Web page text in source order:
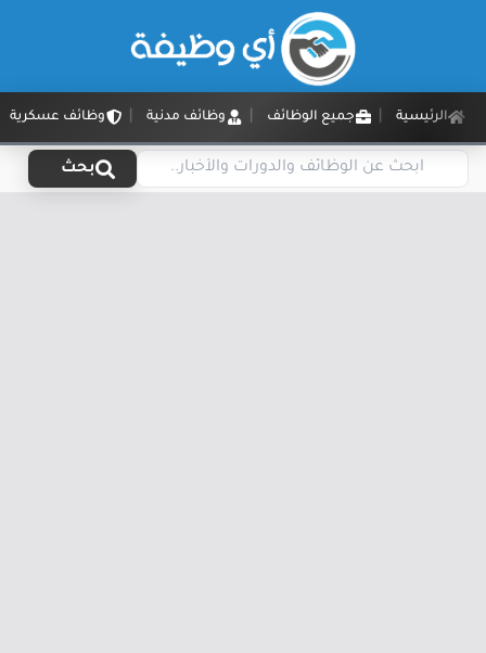
الرئيسية جميع الوظائف وظائف مدنية وظائف عسكرية
بحث